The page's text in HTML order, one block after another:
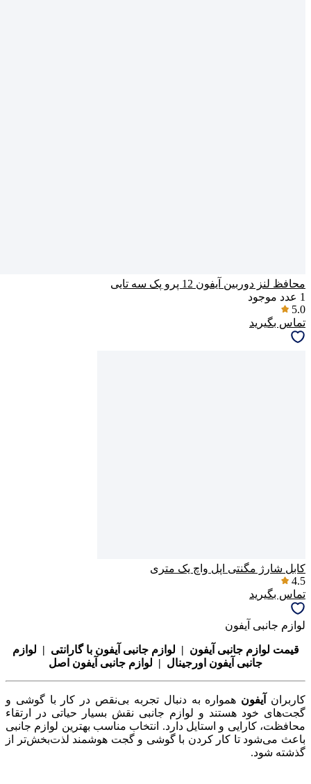
محافظ لنز دوربین آیفون‌ 12 پرو پک سه تایی
1 عدد موجود
5.0
تماس بگیرید
کابل شارژ مگنتی اپل واچ یک متری
4.5
تماس بگیرید
لوازم جانبی آیفون
قیمت لوازم جانبی آیفون | لوازم جانبی آیفون با گارانتی | لوازم
جانبی آیفون اورجینال | لوازم جانبی آیفون اصل
کاربران آیفون همواره به دنبال تجربه بی‌نقص در کار با گوشی و
گجت‌های خود هستند و لوازم جانبی نقش بسیار حیاتی در ارتقاء
محافظت، کارایی و استایل دارد. انتخاب مناسب بهترین لوازم جانبی
باعث می‌شود تا کار کردن با گوشی و گجت هوشمند لذت‌بخش‌تر از
گذشته شود.